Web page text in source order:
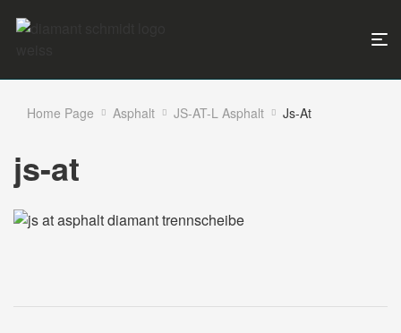
Home Page Asphalt JS-AT-L Asphalt Js-At
js-at